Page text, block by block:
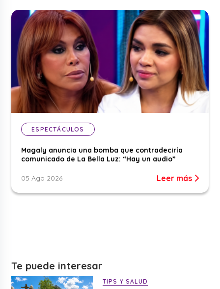
ESPECTÁCULOS
Magaly anuncia una bomba que contradeciría
comunicado de La Bella Luz: “Hay un audio”
05 Ago 2026 Leer más
Te puede interesar
TIPS Y SALUD